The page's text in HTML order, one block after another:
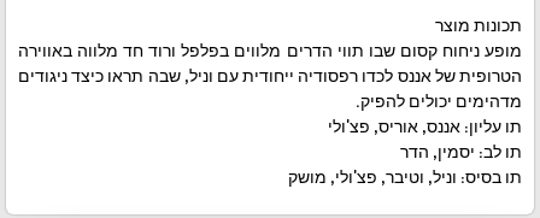
תכונות מוצר
מופע ניחוח קסום שבו תווי הדרים מלווים בפלפל ורוד חד מלווה באווירה
הטרופית של אננס לכדו רפסודיה ייחודית עם וניל, שבה תראו כיצד ניגודים
מדהימים יכולים להפיק.
תו עליון: אננס, אוריס, פצ'ולי
תו לב: יסמין, הדר
תו בסיס: וניל, וטיבר, פצ'ולי, מושק